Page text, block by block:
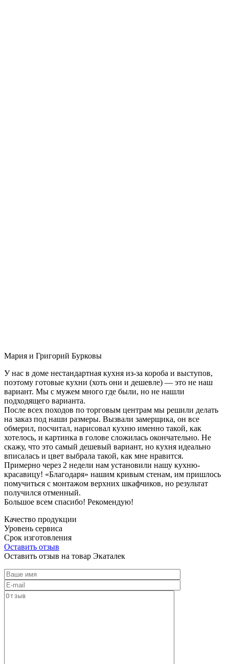
Мария и Григорий Бурковы
У нас в доме нестандартная кухня из-за короба и выступов,
поэтому готовые кухни (хоть они и дешевле) — это не наш
вариант. Мы с мужем много где были, но не нашли
подходящего варианта.
После всех походов по торговым центрам мы решили делать
на заказ под наши размеры. Вызвали замерщика, он все
обмерил, посчитал, нарисовал кухню именно такой, как
хотелось, и картинка в голове сложилась окончательно. Не
скажу, что это самый дешевый вариант, но кухня идеально
вписалась и цвет выбрала такой, как мне нравится.
Примерно через 2 недели нам установили нашу кухню-
красавицу! «Благодаря» нашим кривым стенам, им пришлось
помучиться с монтажом верхних шкафчиков, но результат
получился отменный.
Большое всем спасибо! Рекомендую!
Качество продукции
Уровень сервиса
Срок изготовления
Оставить отзыв
Оставить отзыв на товар Экаталек